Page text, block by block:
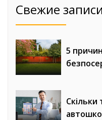
Свежие записи
5
Скільки